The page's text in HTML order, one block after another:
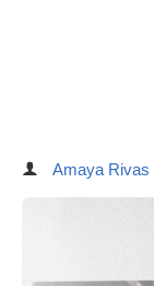
Amaya Rivas